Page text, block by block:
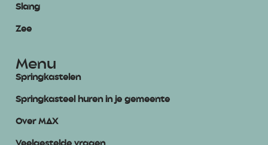
Slang
Zee
Menu
Springkastelen
Springkasteel huren in je gemeente
Over MAX